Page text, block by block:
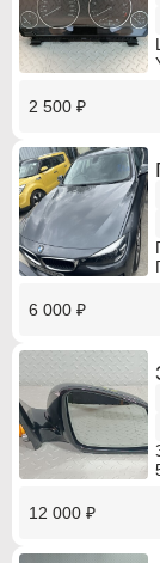
2 500 ₽
6 000 ₽
12 000 ₽